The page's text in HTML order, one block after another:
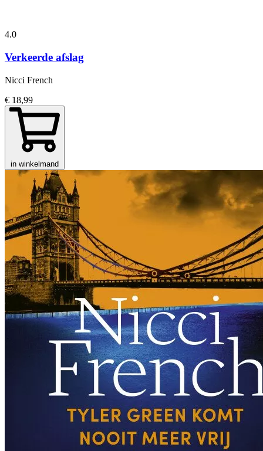
4.0
Verkeerde afslag
Nicci French
€ 18,99
in winkelmand